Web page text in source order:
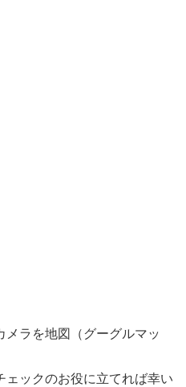
ラを地図（グーグルマッ
ックのお役に立てれば幸い